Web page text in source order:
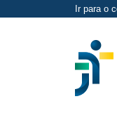
Ir para o